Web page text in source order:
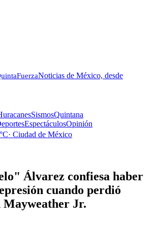
FuerzaNoticias de México, desde
SismosQuintana
EspectáculosOpinión
°C· Ciudad de México
Álvarez confiesa haber
cuando perdió
Jr.